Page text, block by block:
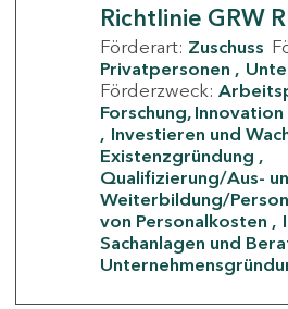
Richtlinie GRW
Förderart: Zuschuss
Privatpersonen
Förderzweck:
Forschung,
Investieren und
Existenzgründung
Qualifizierung/Aus-
Weiterbildung/
von Personalkosten
Sachanlagen und